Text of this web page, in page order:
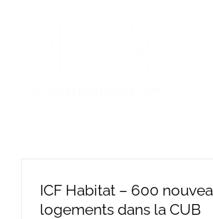
ICF Habitat – 600
logements dans la CUB